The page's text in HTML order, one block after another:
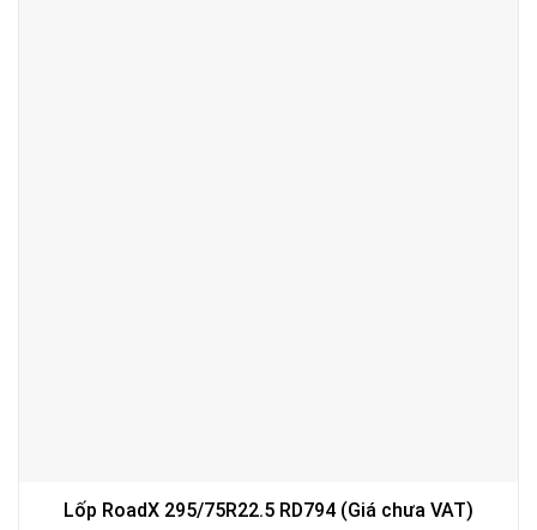
Lốp RoadX 295/75R22.5 RD794 (Giá chưa VAT)